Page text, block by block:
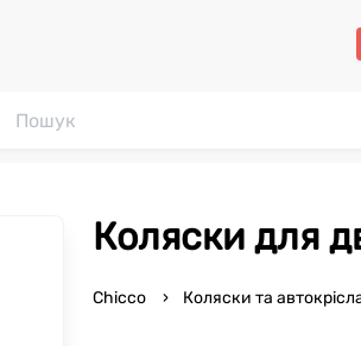
Коляски для
Chicco Коляски та